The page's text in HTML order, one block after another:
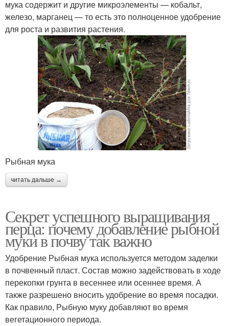
мука содержит и другие микроэлементы — кобальт,
железо, марганец — то есть это полноценное удобрение
для роста и развития растения.
Рыбная мука
читать дальше →
Секрет успешного выращивания
перца: почему добавление рыбной
муки в почву так важно
Удобрение Рыбная мука используется методом заделки
в почвенный пласт. Состав можно задействовать в ходе
перекопки грунта в весеннее или осеннее время. А
также разрешено вносить удобрение во время посадки.
Как правило, Рыбную муку добавляют во время
вегетационного периода.